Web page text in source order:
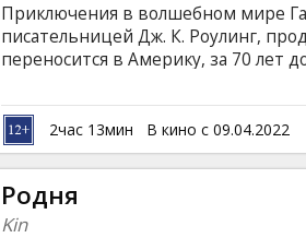
Приключения в волшебном мире
писательницей Дж. К. Роулинг,
переносится в Америку, за 70 лет
приезжает в Нью-Йорк после
полным самых фантастических
Джейкобом заканчивается
фантастические существа,
Фильм на английском языке с
2час 13мин В кино с 09.04.2022
Родня
Kin